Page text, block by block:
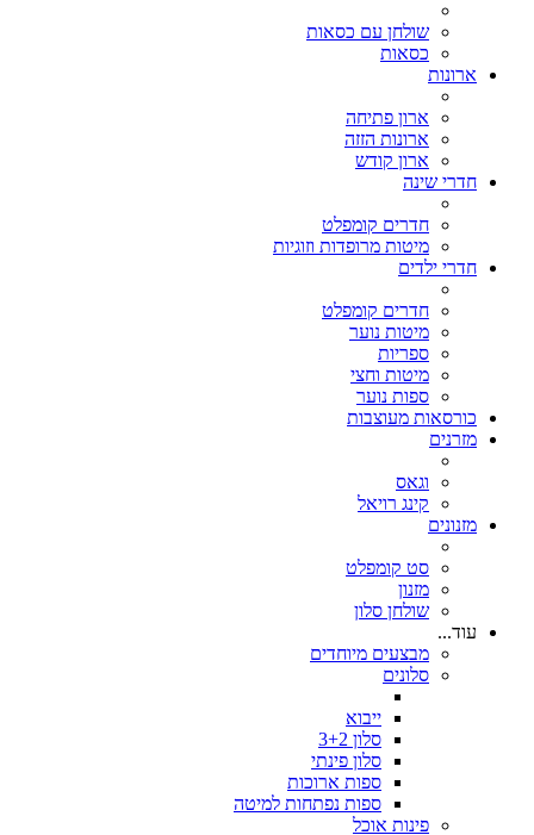
שולחן עם כסאות
כסאות
ארונות
ארון פתיחה
ארונות הזזה
ארון קודש
חדרי שינה
חדרים קומפלט
מיטות מרופדות וזוגיות
חדרי ילדים
חדרים קומפלט
מיטות נוער
ספריות
מיטות וחצי
ספות נוער
כורסאות מעוצבות
מזרנים
וגאס
קינג רויאל
מזנונים
סט קומפלט
מזנון
שולחן סלון
עוד...
מבצעים מיוחדים
סלונים
ייבוא
סלון 3+2
סלון פינתי
ספות ארוכות
ספות נפתחות למיטה
פינות אוכל